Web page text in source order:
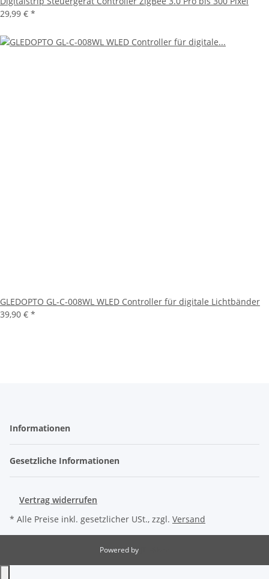
29,99 € *
GLEDOPTO GL-C-008WL WLED Controller für digitale Lichtbänder
39,90 € *
Informationen
Gesetzliche Informationen
Vertrag widerrufen
* Alle Preise inkl. gesetzlicher USt., zzgl. Versand
Powered by